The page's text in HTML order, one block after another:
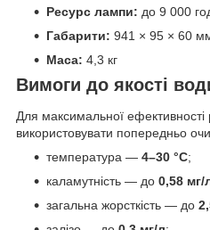
Ресурс лампи: до 9 000
Габарити: 941 × 95 × 60
Маса: 4,3 кг
Вимоги до якості
Для максимальної
використовувати попередньо
температура — 4–30 °C;
каламутність — до 0,58 мг/
загальна жорсткість — до